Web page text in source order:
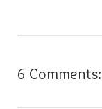
6 Comments: